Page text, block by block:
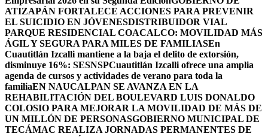
ATIZAPÁN FORTALECE ACCIONES PARA PREVENIR
EL SUICIDIO EN JÓVENESDISTRIBUIDOR VIAL
PARQUE RESIDENCIAL COACALCO: MOVILIDAD MÁS
ÁGIL Y SEGURA PARA MILES DE FAMILIASEn
Cuautitlán Izcalli mantiene a la baja el delito de extorsión,
disminuye 16%: SESNSPCuautitlán Izcalli ofrece una amplia
agenda de cursos y actividades de verano para toda la
familiaEN NAUCALPAN SE AVANZA EN LA
REHABILITACIÓN DEL BOULEVARD LUIS DONALDO
COLOSIO PARA MEJORAR LA MOVILIDAD DE MÁS DE
UN MILLÓN DE PERSONASGOBIERNO MUNICIPAL DE
TECÁMAC REALIZA JORNADAS PERMANENTES DE